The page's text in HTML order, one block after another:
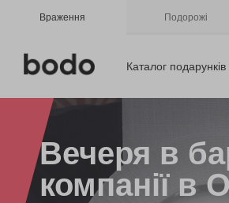
Враження Подорожі
Каталог подарунків
Вечеря в
компанії в